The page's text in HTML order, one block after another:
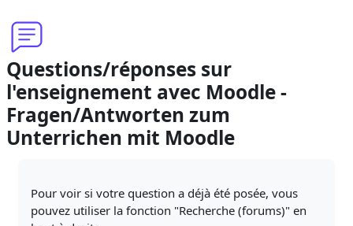
Questions/réponses sur
l'enseignement avec Moodle -
Fragen/Antworten zum
Unterrichen mit Moodle
Pour voir si votre question a déjà été posée, vous
pouvez utiliser la fonction "Recherche (forums)" en